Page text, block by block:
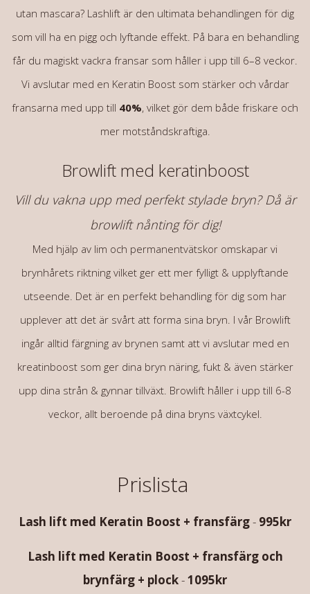
utan mascara? Lashlift är den ultimata behandlingen för dig
som vill ha en pigg och lyftande effekt. På bara en behandling
får du magiskt vackra fransar som håller i upp till 6–8 veckor.
Vi avslutar med en Keratin Boostsom stärker och vårdar
fransarna med upp till 40%, vilket gör dem både friskare och
mer motståndskraftiga.
Browlift med keratinboost
Vill du vakna upp med perfekt stylade bryn? Då är
browlift nånting för dig!
Med hjälp av lim och permanentvätskor omskapar vi
brynhårets riktning vilket ger ett mer fylligt & upplyftande
utseende. Det är en perfekt behandling för dig som har
upplever att det är svårt att forma sina bryn. I vår Browlift
ingår alltid färgning av brynen samt att vi avslutar med en
kreatinboost som ger dina bryn näring, fukt & även stärker
upp dina strån & gynnar tillväxt. Browlift håller i upp till 6-8
veckor, allt beroende på dina bryns växtcykel.
Prislista
Lash lift med Keratin Boost + fransfärg- 995kr
Lash lift med Keratin Boost + fransfärg och
brynfärg + plock-1095kr